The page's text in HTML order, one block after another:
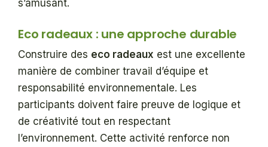
s’amusant.
Eco radeaux : une approche durable
Construire des eco radeaux est une excellente
manière de combiner travail d’équipe et
responsabilité environnementale. Les
participants doivent faire preuve de logique et
de créativité tout en respectant
l’environnement. Cette activité renforce non